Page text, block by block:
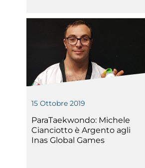
15 Ottobre 2019
ParaTaekwondo: Michele
Cianciotto è Argento agli
Inas Global Games